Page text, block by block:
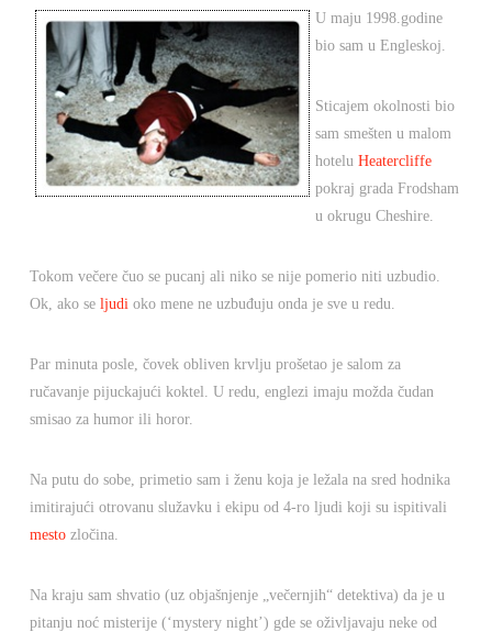
U maju 1998.godine
bio sam u Engleskoj.
Sticajem okolnosti bio
sam smešten u malom
hotelu Heatercliffe
pokraj grada Frodsham
u okrugu Cheshire.
Tokom večere čuo se pucanj ali niko se nije pomerio niti uzbudio.
Ok, ako se ljudi oko mene ne uzbuđuju onda je sve u redu.
Par minuta posle, čovek obliven krvlju prošetao je salom za
ručavanje pijuckajući koktel. U redu, englezi imaju možda čudan
smisao za humor ili horor.
Na putu do sobe, primetio sam i ženu koja je ležala na sred hodnika
imitirajući otrovanu služavku i ekipu od 4-ro ljudi koji su ispitivali
mestozločina.
Na kraju sam shvatio (uz objašnjenje „večernjih“ detektiva) da je u
pitanju noć misterije (‘mystery night’) gde se oživljavaju neke od